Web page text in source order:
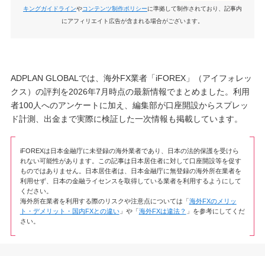
キングガイドラインやコンテンツ制作ポリシーに準拠して制作されており、記事内
にアフィリエイト広告が含まれる場合がございます。
ADPLAN GLOBALでは、海外FX業者「iFOREX」（アイフォレッ
クス）の評判を2026年7月時点の最新情報でまとめました。利用
者100人へのアンケートに加え、編集部が口座開設からスプレッ
ド計測、出金まで実際に検証した一次情報も掲載しています。
iFOREXは日本金融庁に未登録の海外業者であり、日本の法的保護を受けら
れない可能性があります。この記事は日本居住者に対して口座開設等を促す
ものではありません。日本居住者は、日本金融庁に無登録の海外所在業者を
利用せず、日本の金融ライセンスを取得している業者を利用するようにして
ください。
海外所在業者を利用する際のリスクや注意点については「海外FXのメリッ
ト・デメリット・国内FXとの違い」や「海外FXは違法？ 」を参考にしてくだ
さい。